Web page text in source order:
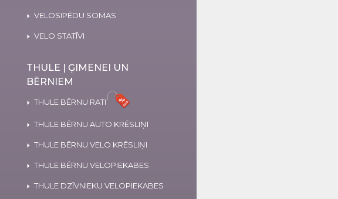
VELOSIPĒDU SOMAS
VELO STATĪVI
THULE | ĢIMENEI UN
BĒRNIEM
THULE BĒRNU RATI
THULE BĒRNU AUTO KRĒSLIŅI
THULE BĒRNU VELO KRĒSLIŅI
THULE BĒRNU VELOPIEKABES
THULE DZĪVNIEKU VELOPIEKABES